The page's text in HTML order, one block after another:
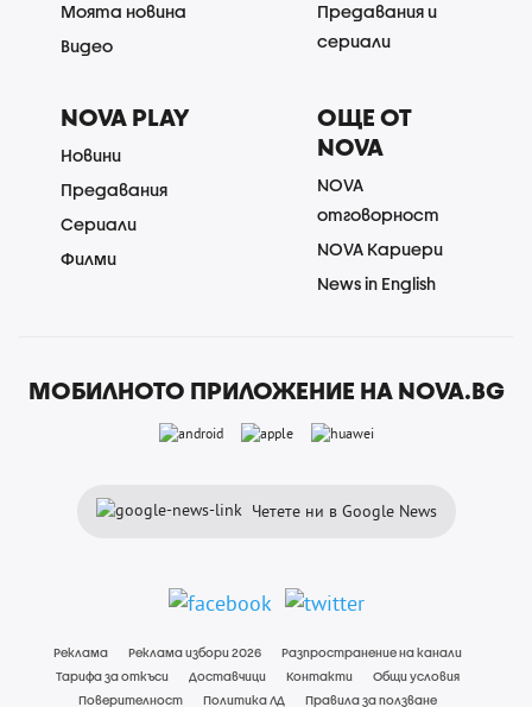
Моята новина
Видео
Предавания и
сериали
NOVA PLAY
Новини
Предавания
Сериали
Филми
ОЩЕ ОТ
NOVA
NOVA
отговорност
NOVA Кариери
News in English
МОБИЛНОТО ПРИЛОЖЕНИЕ НА NOVA.BG
Четете ни в Google News
Реклама Реклама избори 2026
Разпространение на канали
Тарифа за откъси
Доставчици Контакти
Общи условия
Поверителност
Политика ЛД Правила за ползване